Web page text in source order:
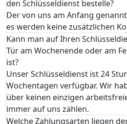
den Schlüsseldienst bestelle?
Der von uns am Anfang
es werden keine zusätzlichen
Kann man auf Ihren
Tür am Wochenende oder am
ist?
Unser Schlüsseldienst ist 24
Wochentagen verfügbar. Wir
über keinen einzigen
immer auf uns zählen.
Welche Zahlungsarten liegen